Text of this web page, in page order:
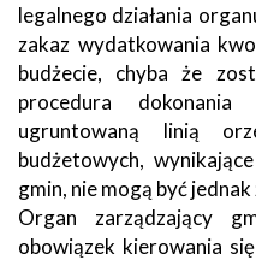
legalnego działania
zakaz wydatkowania
budżecie, chyba że
procedura
ugruntowaną linią
budżetowych,
gmin, nie mogą być
Organ zarządzający
obowiązek kierowania